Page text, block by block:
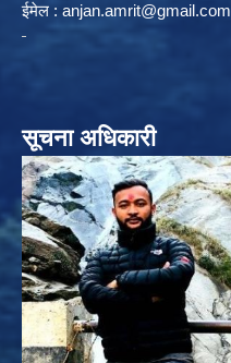
ईमेल : anjan.amrit@gmail.com
सूचना अधिकारी